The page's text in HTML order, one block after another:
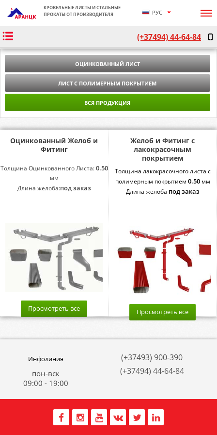
КРОВЕЛЬНЫЕ ЛИСТЫ И СТАЛЬНЫЕ
ПРОКАТЫ ОТ ПРОИЗВОДИТЕЛЯ
РУС
ՀԱՅ
ENG
(+37494) 44-64-84
ОЦИНКОВАННЫЙ ЛИСТ
ЛИСТ С ПОЛИМЕРНЫМ ПОКРЫТИЕМ
ВСЯ ПРОДУКЦИЯ
Оцинкованный Желоб и
Фитинг
Толщина Оцинкованного Листа:0.50
мм
Длина желоба:под заказ
Просмотреть все
Желоб и Фитинг с
лакокрасочным
покрытием
Толщина лакокрасочного листа с
полимерным покрытием 0.50мм
Длина желоба под заказ
Просмотреть все
Инфолиния
пон-вск
09:00 - 19:00
(+37493) 900-390
(+37494) 44-64-84